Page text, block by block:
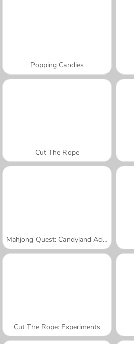
Popping Candies
Cut The Rope
Mahjong Quest: Candyland Adventures
Cut The Rope: Experiments